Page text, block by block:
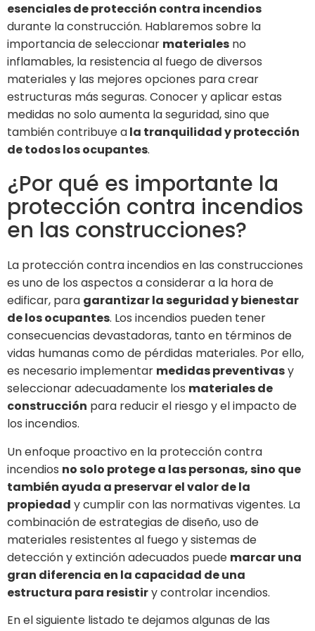
esenciales de protección contra incendios
durante la construcción. Hablaremos sobre la
importancia de seleccionar materiales no
inflamables, la resistencia al fuego de diversos
materiales y las mejores opciones para crear
estructuras más seguras. Conocer y aplicar estas
medidas no solo aumenta la seguridad, sino que
también contribuye ala tranquilidad y protección
de todos los ocupantes.
¿Por qué es importante la
protección contra incendios
en las construcciones?
La protección contra incendios en las construcciones
es uno de los aspectos a considerar a la hora de
edificar, para garantizar la seguridad y bienestar
de los ocupantes. Los incendios pueden tener
consecuencias devastadoras, tanto en términos de
vidas humanas como de pérdidas materiales. Por ello,
es necesario implementar medidas preventivasy
seleccionar adecuadamente los materiales de
construcción para reducir el riesgo y el impacto de
los incendios.
Un enfoque proactivo en la protección contra
incendios no solo protege a las personas, sino que
también ayuda a preservar el valor de la
propiedad y cumplir con las normativas vigentes. La
combinación de estrategias de diseño, uso de
materiales resistentes al fuego y sistemas de
detección y extinción adecuados puede marcar una
gran diferencia en la capacidad de una
estructura para resistiry controlar incendios.
En el siguiente listado te dejamos algunas de las